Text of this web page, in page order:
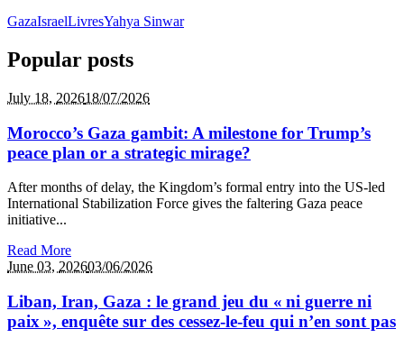
GazaIsraelLivresYahya Sinwar
Popular posts
July 18, 202618/07/2026
Morocco’s Gaza gambit: A milestone for Trump’s
peace plan or a strategic mirage?
After months of delay, the Kingdom’s formal entry into the US-led
International Stabilization Force gives the faltering Gaza peace
initiative...
Read More
June 03, 202603/06/2026
Liban, Iran, Gaza : le grand jeu du « ni guerre ni
paix », enquête sur des cessez‑le‑feu qui n’en sont pas